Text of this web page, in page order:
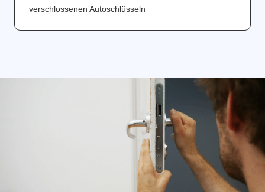
verschlossenen Autoschlüsseln